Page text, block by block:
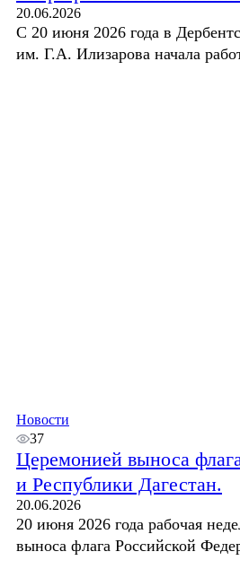
20.06.2026
С 20 июня 2026 года в
им. Г.А. Илизарова начала
Новости
37
Церемонией выноса
и Республики Дагестан.
20.06.2026
20 июня 2026 года рабочая
выноса флага Российской